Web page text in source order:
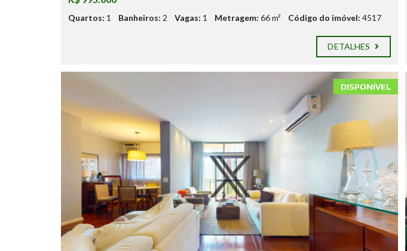
Quartos: 1 Banheiros: 2 Vagas: 1 Metragem: 66 m² Código do imóvel: 4517
DETALHES
DISPONÍVEL